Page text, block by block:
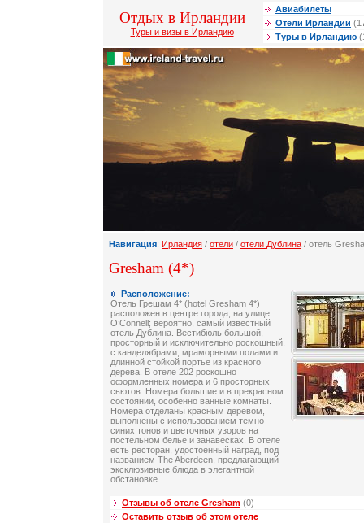
Отдых в Ирландии
Туры и визы в Ирландию
Авиабилеты
Отели Ирландии
Туры в Ирландию
Навигация: Ирландия / отели / отели Дублина / отель
Gresham (4*)
Расположение:
Отель Грешам 4* (hotel Gresham 4*)
расположен в центре города, на улице
O’Connell; вероятно, самый известный
отель Дублина. Вестибюль большой,
просторный и исключительно роскошный,
с канделябрами, мраморными полами и
длинной стойкой портье из красного
дерева. В отеле 202 роскошно
оформленных номера и 6 просторных
сьютов. Номера большие и в прекрасном
состоянии, особенно ванные комнаты.
Номера отделаны красным деревом,
выполнены с использованием темно-
синих тонов и цветочных узоров на
постельном белье и занавесках. В отеле
есть ресторан, удостоенный наград, под
названием The Aberdeen, предлагающий
эксклюзивные блюда в элегантной
обстановке.
Отзывы об отеле Gresham (0)
Оставить отзыв об этом отеле